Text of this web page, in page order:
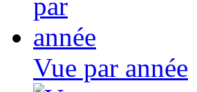
Vue par année